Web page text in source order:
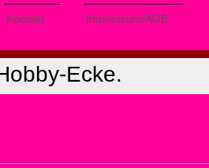
Kontakt Impressum/AGB
Ecke.